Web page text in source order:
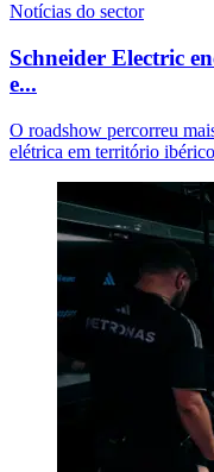
Notícias do sector
Schneider Electric
e...
O roadshow percorreu
elétrica em território